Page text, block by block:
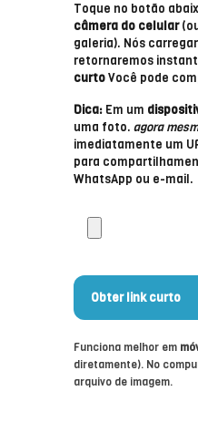
Toque no botão
câmera do celular
galeria). Nós
retornaremos
curtoVocê pode
Dica: Em um
uma foto. agora
imediatamente um
para
WhatsApp ou e-mail.
u
a
o
t
o
Obter link curto
Funciona melhor em
diretamente). No
arquivo de imagem.